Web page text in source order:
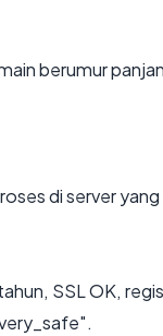
berumur
di server
SSL OK,